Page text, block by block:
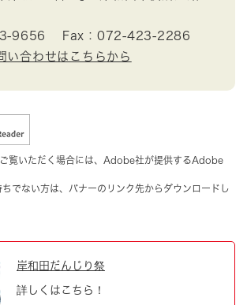
9656
Fax：072-423-2286
い合わせはこちらから
覧いただく場合には、Adobe社が提供するAdobe
でない方は、バナーのリンク先からダウンロードし
岸和田だんじり祭
詳しくはこちら！